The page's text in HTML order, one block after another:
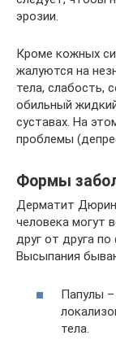
эрозии.
Кроме кожных
жалуются на
тела, слабость,
обильный
суставах. На
проблемы
Формы
Дерматит
человека могут
друг от друга
Высыпания
Папулы
тела.